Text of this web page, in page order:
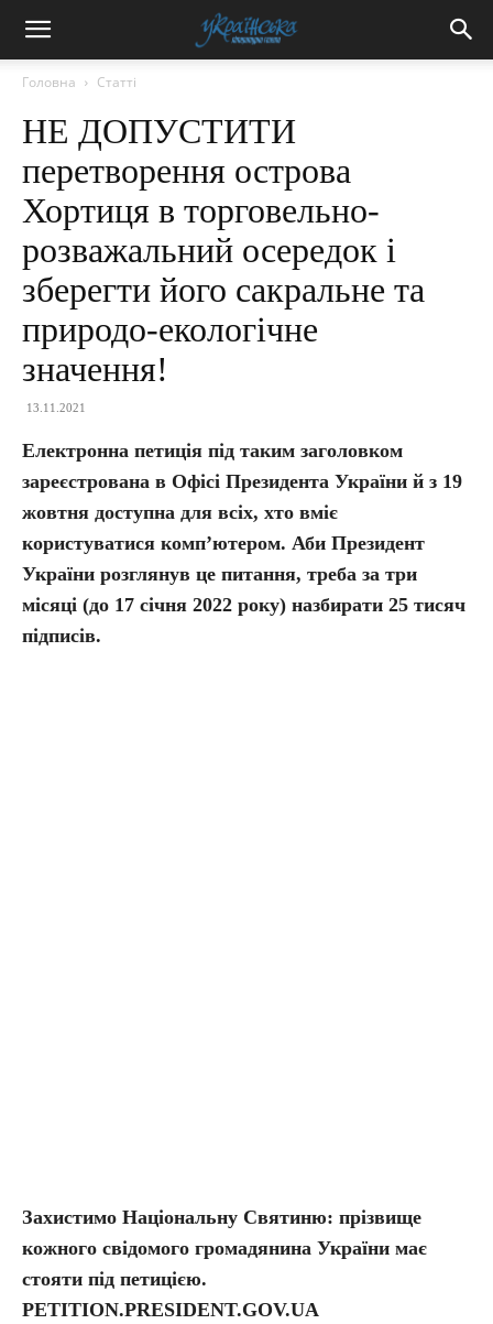
Головна Статті
НЕ ДОПУСТИТИ
перетворення острова
Хортиця в торговельно-
розважальний осередок і
зберегти його сакральне та
природо-екологічне
значення!
13.11.2021
Електронна петиція під таким заголовком
зареєстрована в Офісі Президента України й з 19
жовтня доступна для всіх, хто вміє
користуватися комп’ютером. Аби Президент
України розглянув це питання, треба за три
місяці (до 17 січня 2022 року) назбирати 25 тисяч
підписів.
Захистимо Національну Святиню: прізвище
кожного свідомого громадянина України має
стояти під петицією.
PETITION.PRESIDENT.GOV.UA